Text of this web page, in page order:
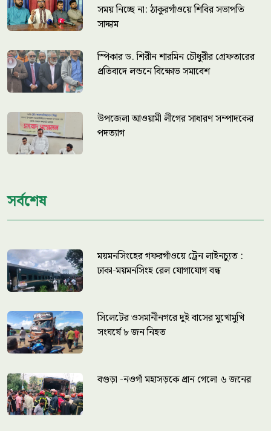
সময় নিচ্ছে না: ঠাকুরগাঁওয়ে শিবির সভাপতি
সাদ্দাম
স্পিকার ড. শিরীন শারমিন চৌধুরীর গ্রেফতারের
প্রতিবাদে লন্ডনে বিক্ষোভ সমাবেশ
উপজেলা আওয়ামী লীগের সাধারণ সম্পাদকের
পদত্যাগ
সর্বশেষ
ময়মনসিংহের গফরগাঁওয়ে ট্রেন লাইনচ্যুত :
ঢাকা-ময়মনসিংহ রেল যোগাযোগ বন্ধ
সিলেটের ওসমানীনগরে দুই বাসের মুখোমুখি
সংঘর্ষে ৮ জন নিহত
বগুড়া -নওগাঁ মহাসড়কে প্রান গেলো ৬ জনের